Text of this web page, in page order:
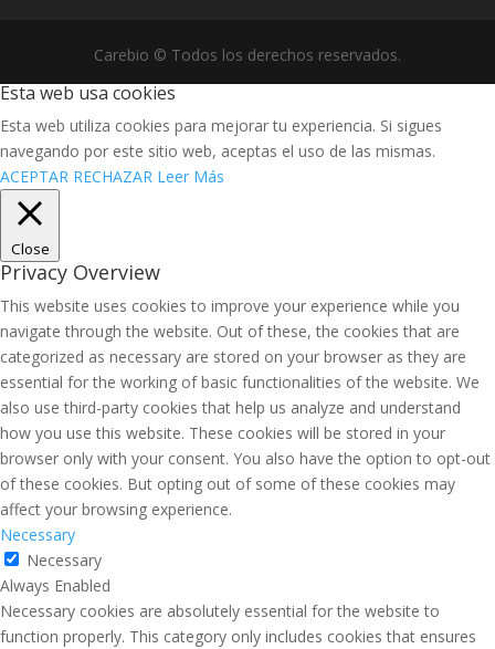
Carebio © Todos los derechos reservados.
Esta web usa cookies
Esta web utiliza cookies para mejorar tu experiencia. Si sigues
navegando por este sitio web, aceptas el uso de las mismas.
ACEPTAR RECHAZAR Leer Más
Close
Privacy Overview
This website uses cookies to improve your experience while you
navigate through the website. Out of these, the cookies that are
categorized as necessary are stored on your browser as they are
essential for the working of basic functionalities of the website. We
also use third-party cookies that help us analyze and understand
how you use this website. These cookies will be stored in your
browser only with your consent. You also have the option to opt-out
of these cookies. But opting out of some of these cookies may
affect your browsing experience.
Necessary
Necessary
Always Enabled
Necessary cookies are absolutely essential for the website to
function properly. This category only includes cookies that ensures